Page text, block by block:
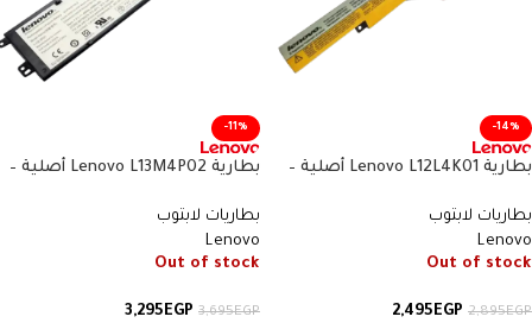
-14%
بطارية Lenovo L12L4K01 أصلية –
سعة 48 واط/ساعة
بطاريات لابتوب
Lenovo
Out of stock
2,895EGP
2,495EGP
-11%
بطارية Lenovo L13M4P02 أصلية –
سعة 54 واط/ساعة
بطاريات لابتوب
Lenovo
Out of stock
3,695EGP
3,295EGP